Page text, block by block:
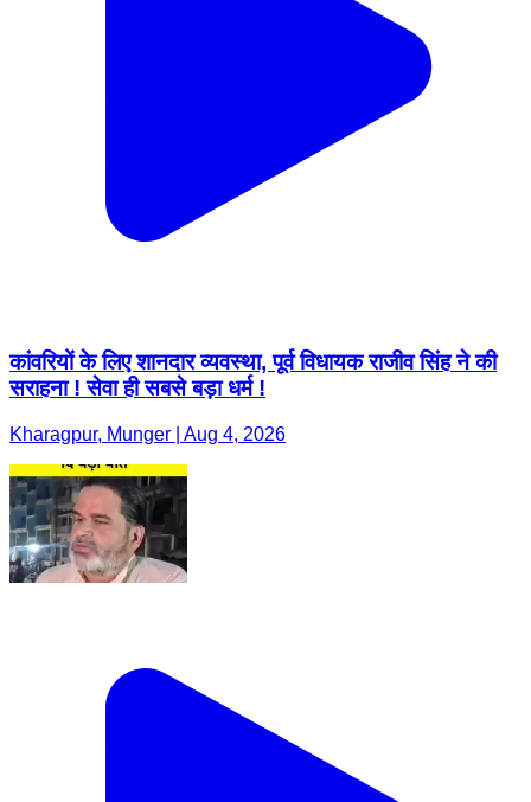
कांवरियों के लिए शानदार व्यवस्था, पूर्व विधायक राजीव सिंह ने की
सराहना ! सेवा ही सबसे बड़ा धर्म !
Kharagpur, Munger | Aug 4, 2026